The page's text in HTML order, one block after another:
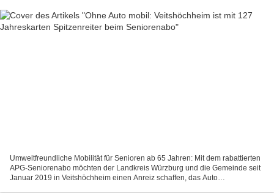
Umweltfreundliche Mobilität für Senioren ab 65 Jahren: Mit dem rabattierten
APG-Seniorenabo möchten der Landkreis Würzburg und die Gemeinde seit
Januar 2019 in Veitshöchheim einen Anreiz schaffen, das Auto